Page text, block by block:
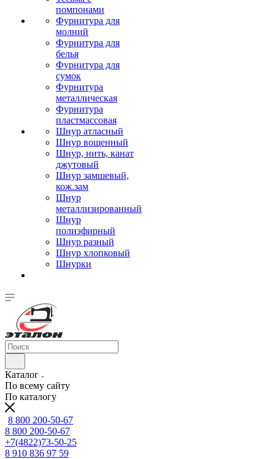
помпонами
Фурнитура для
молний
Фурнитура для
белья
Фурнитура для
сумок
Фурнитура
металлическая
Фурнитура
пластмассовая
Шнур атласный
Шнур вощенный
Шнур, нить, канат
джутовый
Шнур замшевый,
кож.зам
Шнур
металлизированный
Шнур
полиэфирный
Шнур разный
Шнур хлопковый
Шнурки
Каталог
По всему сайту
По каталогу
8 800 200-50-67
8 800 200-50-67
+7(4822)73-50-25
8 910 836 97 59